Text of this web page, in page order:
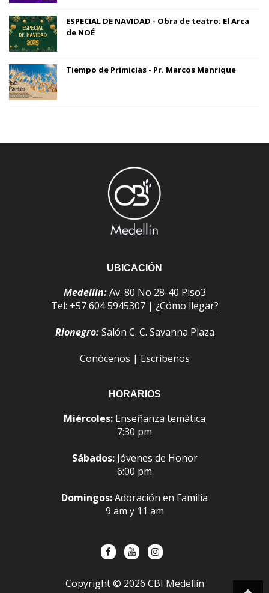
ESPECIAL DE NAVIDAD - Obra de teatro: El Arca
de NOÉ
Tiempo de Primicias - Pr. Marcos Manrique
UBICACIÓN
Medellín:Av. 80 No 28-40 Piso3
Tel: +57 604 5945307 | ¿Cómo llegar?
Rionegro:Salón C. C. Savanna Plaza
Conócenos | Escríbenos
HORARIOS
Miércoles: Enseñanza temática
7:30 pm
Sábados:Jóvenes de Honor
6:00 pm
Domingos:Adoración en Familia
9 am y 11 am
Copyright © 2026 CBI Medellín